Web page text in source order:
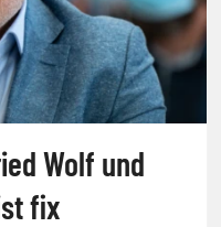
Wolf und
fix